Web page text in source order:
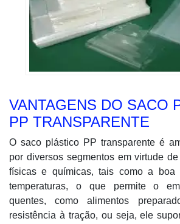
VANTAGENS DO SACO
PP TRANSPARENTE
O saco plástico PP transparente é
por diversos segmentos em virtude
físicas e químicas, tais como a boa
temperaturas, o que permite o
quentes, como alimentos
resistência à tração, ou seja, ele